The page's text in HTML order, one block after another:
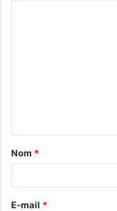
t
a
Nom *
E-mail *